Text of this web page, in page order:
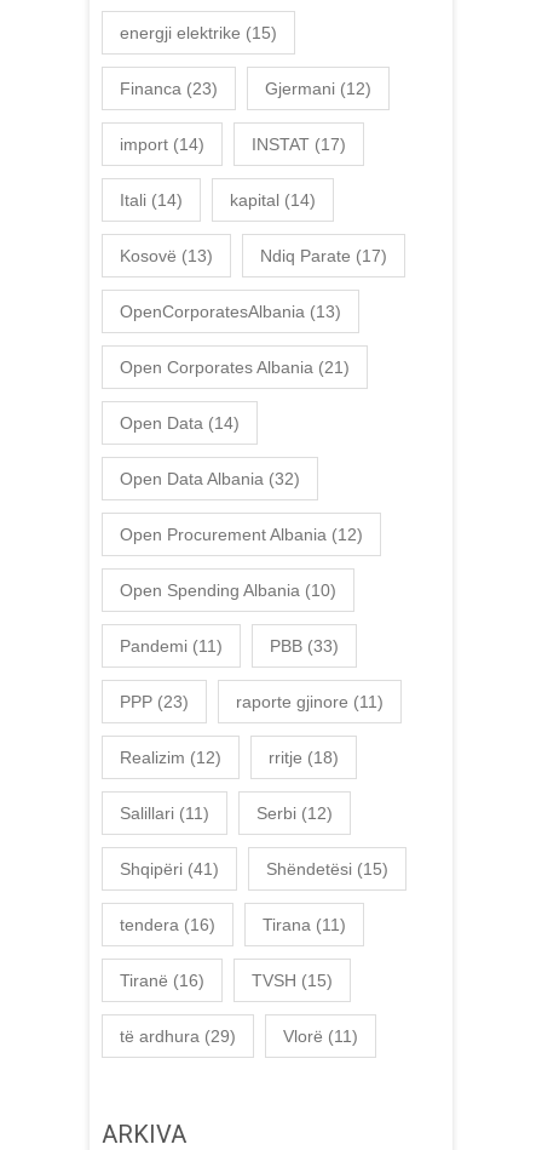
energji elektrike (15)
Financa (23) Gjermani (12)
import (14) INSTAT (17)
Itali (14) kapital (14)
Kosovë (13) Ndiq Parate (17)
OpenCorporatesAlbania (13)
Open Corporates Albania (21)
Open Data (14)
Open Data Albania (32)
Open Procurement Albania (12)
Open Spending Albania (10)
Pandemi (11) PBB (33)
PPP (23) raporte gjinore (11)
Realizim (12) rritje (18)
Salillari (11) Serbi (12)
Shqipëri (41) Shëndetësi (15)
tendera (16) Tirana (11)
Tiranë (16) TVSH (15)
të ardhura (29) Vlorë (11)
ARKIVA